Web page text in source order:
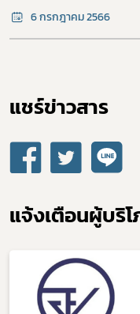
6 กรกฎาคม 2566
แชร์ข่าวสาร​
แจ้งเตือนผู้บริ